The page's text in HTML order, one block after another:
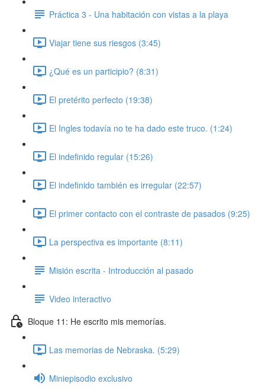
Práctica 3 - Una habitación con vistas a la playa
Viajar tiene sus riesgos (3:45)
¿Qué es un participio? (8:31)
El pretérito perfecto (19:38)
El Ingles todavía no te ha dado este truco. (1:24)
El indefinido regular (15:26)
El indefinido también es irregular (22:57)
El primer contacto con el contraste de pasados (9:25)
La perspectiva es importante (8:11)
Misión escrita - Introducción al pasado
Video interactivo
Bloque 11: He escrito mis memorías.
Las memorias de Nebraska. (5:29)
Miniepisodio exclusivo